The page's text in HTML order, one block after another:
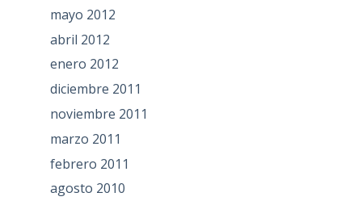
mayo 2012
abril 2012
enero 2012
diciembre 2011
noviembre 2011
marzo 2011
febrero 2011
agosto 2010